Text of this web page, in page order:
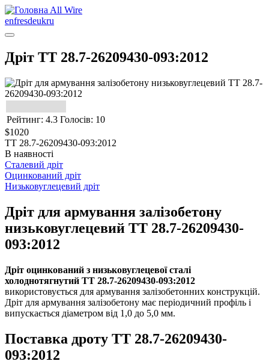
All Wire
enfresdeukru
Дріт ТТ 28.7-26209430-093:2012
Рейтинг: 4.3 Голосів: 10
$1020
ТТ 28.7-26209430-093:2012
В наявності
Сталевий дріт
Оцинкований дріт
Низьковуглецевий дріт
Дріт для армування залізобетону
низьковуглецевий ТТ 28.7-26209430-
093:2012
Дріт оцинкований з низьковуглецевої сталі
холоднотягнутий ТТ 28.7-26209430-093:2012
використовується для армування залізобетонних конструкцій.
Дріт для армування залізобетону має періодичний профіль і
випускається діаметром від 1,0 до 5,0 мм.
Поставка дроту ТТ 28.7-26209430-
093:2012